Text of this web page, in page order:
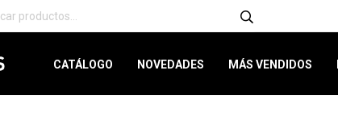
CATÁLOGO NOVEDADES MÁS VENDIDOS